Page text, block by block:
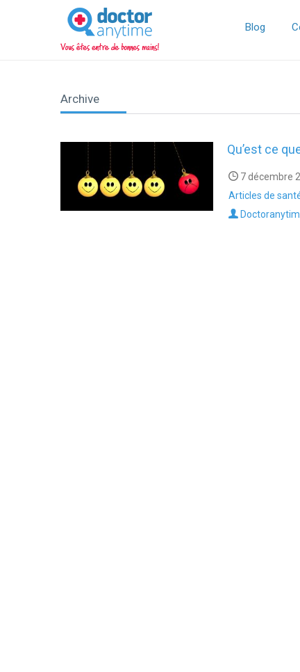
DoctorAnyTime
You
are
in
good
Blog
Archive
Qu’est ce
7 décembre
Articles de